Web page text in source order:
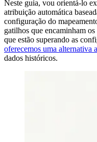
Neste guia, vou orientá-lo
atribuição automática
configuração do
gatilhos que encaminham
que estão superando as
oferecemos uma alternativa
dados históricos.